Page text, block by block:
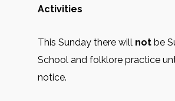
Activities
This Sunday there will not be
School and folklore practice
notice.